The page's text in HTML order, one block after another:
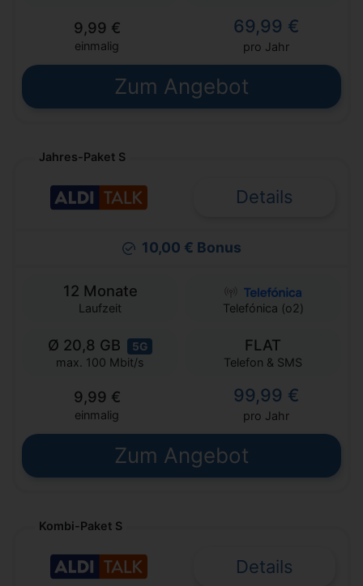
9,99 €
einmalig
69,99 €
pro Jahr
Zum Angebot
Jahres-Paket S
Details
10,00 € Bonus
12 Monate
Laufzeit Telefónica (o2)
Ø 20,8 GB 5G
max. 100 Mbit/s
FLAT
Telefon & SMS
9,99 €
einmalig
99,99 €
pro Jahr
Zum Angebot
Kombi-Paket S
Details